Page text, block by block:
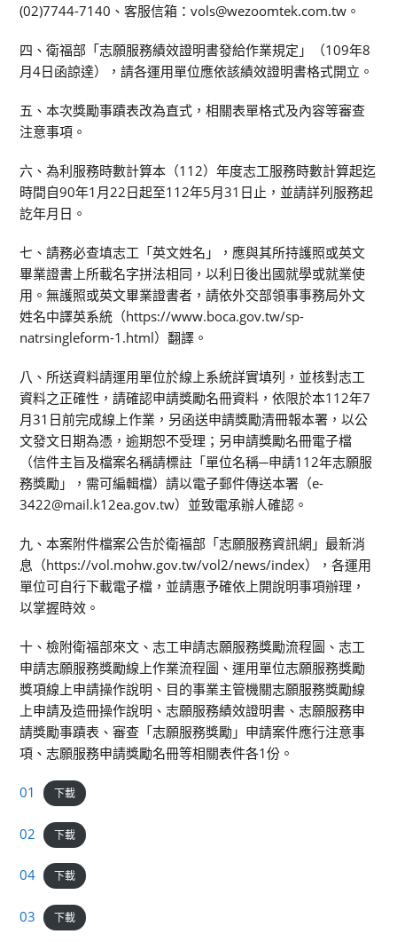
(02)7744-7140、客服信箱：vols@wezoomtek.com.tw。
四、衛福部「志願服務績效證明書發給作業規定」（109年8
月4日函諒達），請各運用單位應依該績效證明書格式開立。
五、本次獎勵事蹟表改為直式，相關表單格式及內容等審查
注意事項。
六、為利服務時數計算本（112）年度志工服務時數計算起迄
時間自90年1月22日起至112年5月31日止，並請詳列服務起
訖年月日。
七、請務必查填志工「英文姓名」，應與其所持護照或英文
畢業證書上所載名字拼法相同，以利日後出國就學或就業使
用。無護照或英文畢業證書者，請依外交部領事事務局外文
姓名中譯英系統（https://www.boca.gov.tw/sp-
natrsingleform-1.html）翻譯。
八、所送資料請運用單位於線上系統詳實填列，並核對志工
資料之正確性，請確認申請獎勵名冊資料，依限於本112年7
月31日前完成線上作業，另函送申請獎勵清冊報本署，以公
文發文日期為憑，逾期恕不受理；另申請獎勵名冊電子檔
（信件主旨及檔案名稱請標註「單位名稱─申請112年志願服
務獎勵」，需可編輯檔）請以電子郵件傳送本署（e-
3422@mail.k12ea.gov.tw）並致電承辦人確認。
九、本案附件檔案公告於衛福部「志願服務資訊網」最新消
息（https://vol.mohw.gov.tw/vol2/news/index），各運用
單位可自行下載電子檔，並請惠予確依上開說明事項辦理，
以掌握時效。
十、檢附衛福部來文、志工申請志願服務獎勵流程圖、志工
申請志願服務獎勵線上作業流程圖、運用單位志願服務獎勵
獎項線上申請操作說明、目的事業主管機關志願服務獎勵線
上申請及造冊操作說明、志願服務績效證明書、志願服務申
請獎勵事蹟表、審查「志願服務獎勵」申請案件應行注意事
項、志願服務申請獎勵名冊等相關表件各1份。
01 下載
02 下載
04 下載
03 下載